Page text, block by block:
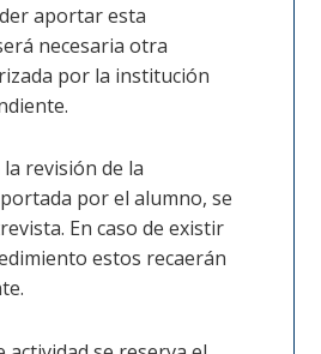
aportar esta
necesaria otra
por la institución
revisión de la
por el alumno, se
En caso de existir
estos recaerán